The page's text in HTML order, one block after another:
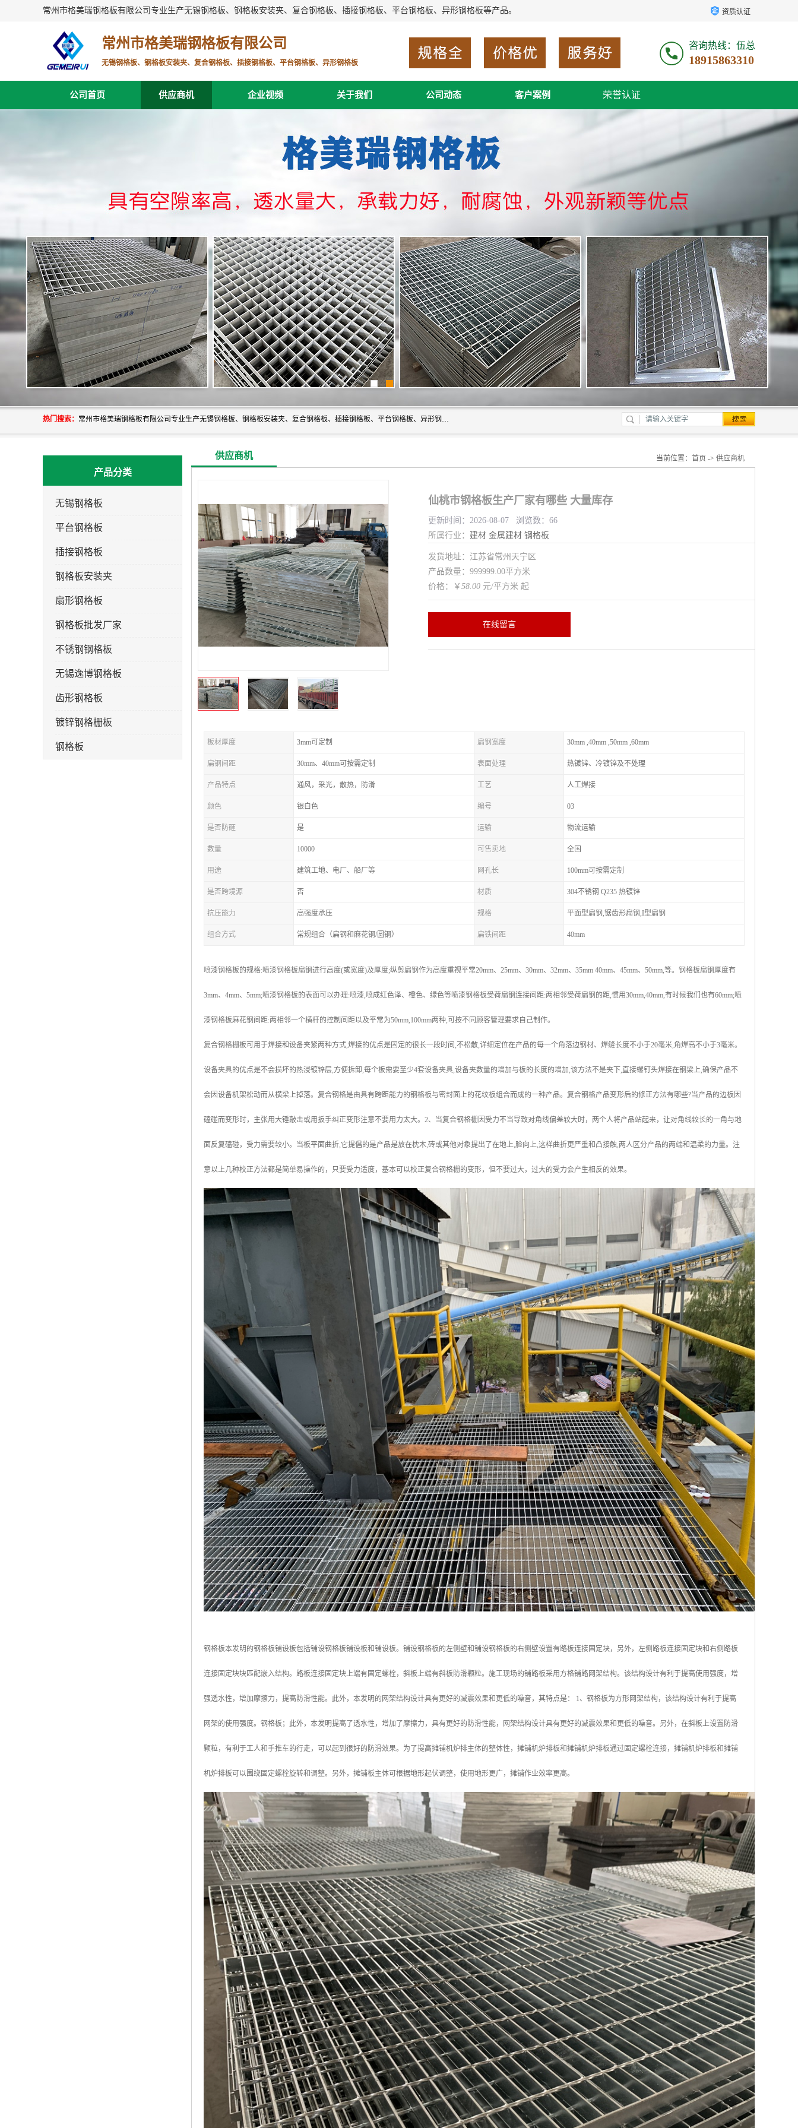
常州市格美瑞钢格板有限公司专业生产无锡钢格板、钢格板安装夹、复合钢格板、插接钢格板、平台钢格板、异形钢格板等产品。 资质认证
常州市格美瑞钢格板有限公司
无锡钢格板、钢格板安装夹、复合钢格板、插接钢格板、平台钢格板、异形钢格板
咨询热线：伍总
18915863310
公司首页 供应商机 企业视频 关于我们 公司动态 客户案例 荣誉认证
热门搜索： 常州市格美瑞钢格板有限公司专业生产无锡钢格板、钢格板安装夹、复合钢格板、插接钢格板、平台钢格板、异形钢格板等产品。
产品分类
无锡钢格板
平台钢格板
插接钢格板
钢格板安装夹
扇形钢格板
钢格板批发厂家
不锈钢钢格板
无锡逸博钢格板
齿形钢格板
镀锌钢格栅板
钢格板
供应商机 当前位置： 首页 -> 供应商机
仙桃市钢格板生产厂家有哪些 大量库存
更新时间：2026-08-07 浏览数：66
所属行业： 建材 金属建材 钢格板
发货地址：江苏省常州天宁区
产品数量：999999.00平方米
价格：￥ 58.00 元/平方米 起
在线留言
板材厚度 3mm可定制 扁钢宽度 30mm ,40mm ,50mm ,60mm
扁钢间距 30mm、40mm可按需定制 表面处理 热镀锌、冷镀锌及不处理
产品特点 通风，采光，散热，防滑 工艺 人工焊接
颜色 银白色 编号 03
是否防砸 是 运输 物流运输
数量 10000 可售卖地 全国
用途 建筑工地、电厂、船厂等 网孔长 100mm可按需定制
是否跨境源 否 材质 304不锈钢 Q235 热镀锌
抗压能力 高强度承压 规格 平面型扁钢,锯齿形扁钢,I型扁钢
组合方式 常规组合（扁钢和麻花钢/圆钢） 扁铁间距 40mm
喷漆钢格板的规格:喷漆钢格板扁钢进行高度(或宽度)及厚度;纵剪扁钢作为高度重视平常20mm、25mm、30mm、32mm、35mm 40mm、45mm、50mm,等。钢格板扁钢厚度有
3mm、4mm、5mm;喷漆钢格板的表面可以办理:喷漆,喷成红色泽、橙色、绿色等喷漆钢格板受荷扁钢连接间距:两相邻受荷扁钢的距,惯用30mm,40mm,有时候我们也有60mm;喷
漆钢格板麻花钢间距:两相邻一个横杆的控制间距以及平常为50mm,100mm两种,可按不同顾客管理要求自己制作。
复合钢格栅板可用于焊接和设备夹紧两种方式,焊接的优点是固定的很长一段时间,不松散,详细定位在产品的每一个角落边钢材、焊缝长度不小于20毫米,角焊高不小于3毫米。
设备夹具的优点是不会损坏的热浸镀锌层,方便拆卸,每个板需要至少4套设备夹具,设备夹数量的增加与板的长度的增加,该方法不是夹下,直接螺钉头焊接在钢梁上,确保产品不
会因设备机架松动而从横梁上掉落。复合钢格是由具有跨距能力的钢格板与密封面上的花纹板组合而成的一种产品。复合钢格产品变形后的修正方法有哪些?当产品的边板因
磕碰而变形时，主张用大锤敲击或用扳手纠正变形注意不要用力太大。2、当复合钢格栅因受力不当导致对角线偏差较大时，两个人将产品站起来，让对角线较长的一角与地
面反复磕碰，受力需要较小。当板平面曲折,它提倡的是产品是放在枕木,砖或其他对象提出了在地上,脸向上,这样曲折更严重和凸接触,两人区分产品的两端和温柔的力量。注
意以上几种校正方法都是简单易操作的，只要受力适度，基本可以校正复合钢格栅的变形，但不要过大，过大的受力会产生相反的效果。
钢格板本发明的钢格板铺设板包括铺设钢格板铺设板和铺设板。铺设钢格板的左侧壁和铺设钢格板的右侧壁设置有路板连接固定块，另外，左侧路板连接固定块和右侧路板
连接固定块块匹配嵌入结构。路板连接固定块上端有固定螺栓，斜板上端有斜板防滑颗粒。施工现场的铺路板采用方格铺路网架结构。该结构设计有利于提高使用强度，增
强透水性，增加摩擦力，提高防滑性能。此外，本发明的网架结构设计具有更好的减震效果和更低的噪音，其特点是： 1、钢格板为方形网架结构，该结构设计有利于提高
网架的使用强度。钢格板；此外，本发明提高了透水性，增加了摩擦力，具有更好的防滑性能，网架结构设计具有更好的减震效果和更低的噪音。另外，在斜板上设置防滑
颗粒，有利于工人和手推车的行走，可以起到很好的防滑效果。为了提高摊铺机炉排主体的整体性，摊铺机炉排板和摊铺机炉排板通过固定螺栓连接，摊铺机炉排板和摊铺
机炉排板可以围绕固定螺栓旋转和调整。另外，摊铺板主体可根据地形起伏调整，使用地形更广，摊铺作业效率更高。